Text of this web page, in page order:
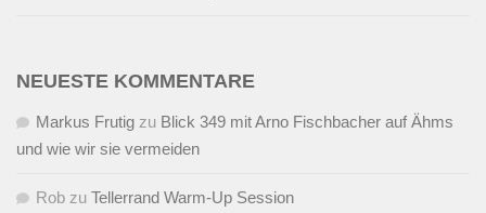
NEUESTE KOMMENTARE
Markus Frutig zu Blick 349 mit Arno Fischbacher auf Ähms
und wie wir sie vermeiden
Rob zu Tellerrand Warm-Up Session